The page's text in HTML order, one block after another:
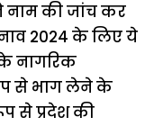
की जांच कर
2024 के लिए ये
के नागरिक
रूप से भाग लेने के
से प्रदेश की